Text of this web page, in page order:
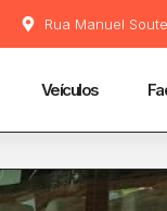
Rua Manuel
Veículos